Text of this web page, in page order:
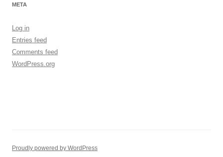
META
Log in
Entries feed
Comments feed
WordPress.org
Proudly powered by WordPress